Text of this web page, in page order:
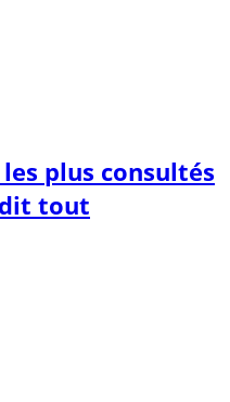
plus consultés
tout